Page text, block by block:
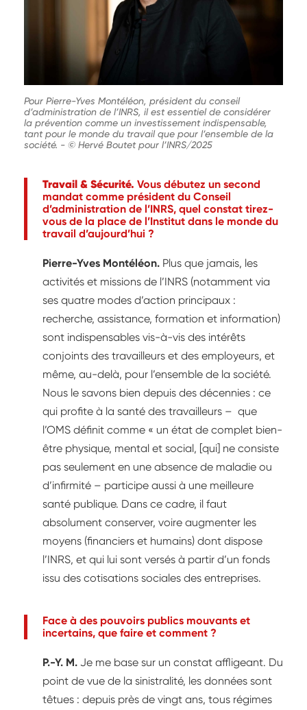
Pour Pierre-Yves Montéléon, président du conseil
d’administration de l’INRS, il est essentiel de considérer
la prévention comme un investissement indispensable,
tant pour le monde du travail que pour l’ensemble de la
société. - © Hervé Boutet pour l’INRS/2025
Travail & Sécurité. Vous débutez un second
mandat comme président du Conseil
d’administration de l’INRS, quel constat tirez-
vous de la place de l’Institut dans le monde du
travail d’aujourd’hui ?
Pierre-Yves Montéléon. Plus que jamais, les
activités et missions de l’INRS (notamment via
ses quatre modes d’action principaux :
recherche, assistance, formation et information)
sont indispensables vis-à-vis des intérêts
conjoints des travailleurs et des employeurs, et
même, au-delà, pour l’ensemble de la société.
Nous le savons bien depuis des décennies : ce
qui profite à la santé des travailleurs – que
l’OMS définit comme « un état de complet bien-
être physique, mental et social, [qui] ne consiste
pas seulement en une absence de maladie ou
d’infirmité – participe aussi à une meilleure
santé publique. Dans ce cadre, il faut
absolument conserver, voire augmenter les
moyens (financiers et humains) dont dispose
l’INRS, et qui lui sont versés à partir d’un fonds
issu des cotisations sociales des entreprises.
Face à des pouvoirs publics mouvants et
incertains, que faire et comment ?
P.-Y. M. Je me base sur un constat affligeant. Du
point de vue de la sinistralité, les données sont
têtues : depuis près de vingt ans, tous régimes